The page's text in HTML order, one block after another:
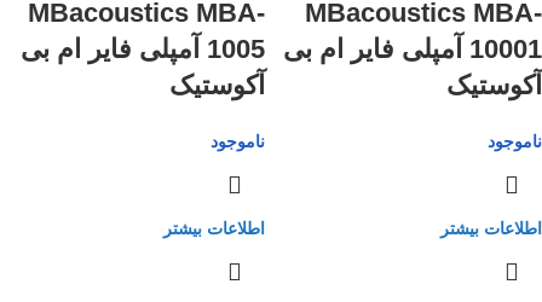
MBacoustics MBA-
10001 آمپلی فایر ام بی
آکوستیک
ناموجود
اطلاعات بیشتر
MBacoustics MBA-
1005 آمپلی فایر ام بی
آکوستیک
ناموجود
اطلاعات بیشتر